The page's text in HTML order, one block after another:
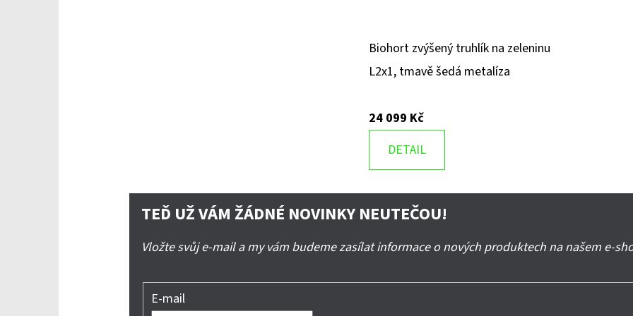
Biohort zvýšený truhlík na zeleninu
L2x1, tmavě šedá metalíza
24 099 Kč
DETAIL
TEĎ UŽ VÁM ŽÁDNÉ NOVINKY NEUTEČOU!
Vložte svůj e-mail a my vám budeme zasílat informace o nových produktech na našem e-
E-mail